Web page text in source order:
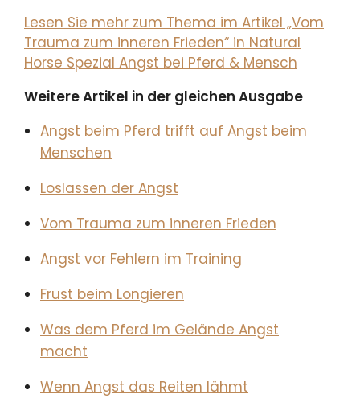
Lesen Sie mehr zum Thema im Artikel „Vom
Trauma zum inneren Frieden“ in Natural
Horse Spezial Angst bei Pferd & Mensch
Weitere Artikel in der gleichen Ausgabe
Angst beim Pferd trifft auf Angst beim
Menschen
Loslassen der Angst
Vom Trauma zum inneren Frieden
Angst vor Fehlern im Training
Frust beim Longieren
Was dem Pferd im Gelände Angst
macht
Wenn Angst das Reiten lähmt